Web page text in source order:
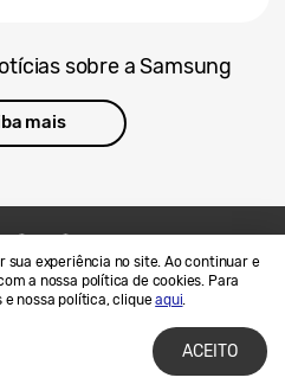
sua experiência no site. Ao continuar e
a nossa política de cookies. Para
e nossa política, cliqueaqui.
ACEITO
sobre a Samsung
mais
SAMSUNG.COM
Privacidade e Cookies